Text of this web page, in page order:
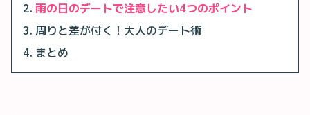
雨の日のデートで注意したい4つのポイント
周りと差が付く！大人のデート術
まとめ